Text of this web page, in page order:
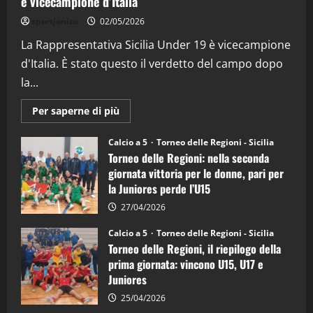
“SportEmpire” in Podcast: 26^ Puntata
08/04/2026
02/05/2026
La Rappresentativa Sicilia Under 19 è vicecampione
d'Italia. È stato questo il verdetto del campo dopo
la...
Per saperne di più
informazioni
Torneo
delle
Regioni
di
calcio
a
5:
la
Juniores
è
vicecampione
d’Italia
Calcio a 5 Torneo delle Regioni - Sicilia
Torneo delle Regioni: nella seconda
giornata vittoria per le donne, pari per
la Juniores perde l’U15
27/04/2026
Calcio a 5 Torneo delle Regioni - Sicilia
Torneo delle Regioni, il riepilogo della
prima giornata: vincono U15, U17 e
Juniores
25/04/2026